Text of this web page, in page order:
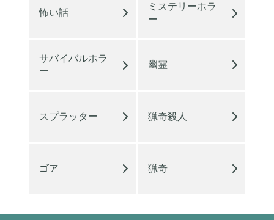
怖い話
ミステリーホラ
ー
サバイバルホラ
ー
幽霊
スプラッター 猟奇殺人
ゴア 猟奇